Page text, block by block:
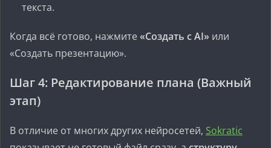
текста.
Когда всё готово, нажмите«Создать с AI» или
«Создать презентацию».
Шаг 4: Редактирование плана (Важный
этап)
В отличие от многих других нейросетей, Sokratic